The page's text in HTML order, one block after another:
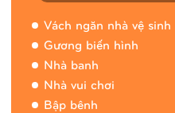
Vách ngăn nhà vệ sinh
Gương biến hình
Nhà banh
Nhà vui chơi
Bập bênh